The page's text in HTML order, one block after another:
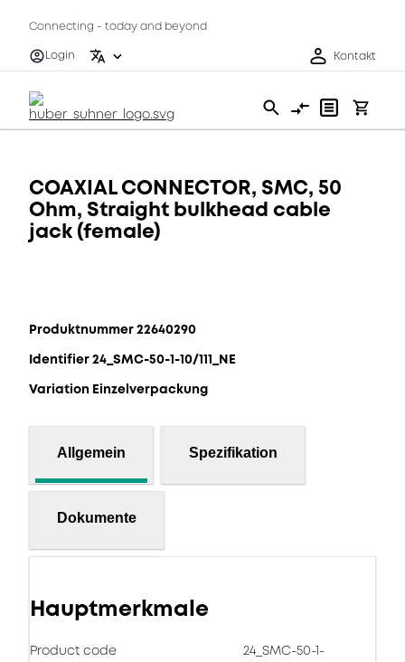
Connecting - today and beyond
Login
Kontakt
COAXIAL CONNECTOR, SMC, 50
Ohm, Straight bulkhead cable
jack (female)
Produktnummer 22640290
Identifier 24_SMC-50-1-10/111_NE
Variation Einzelverpackung
Allgemein Spezifikation
Dokumente
Hauptmerkmale
Product code
24_SMC-50-1-